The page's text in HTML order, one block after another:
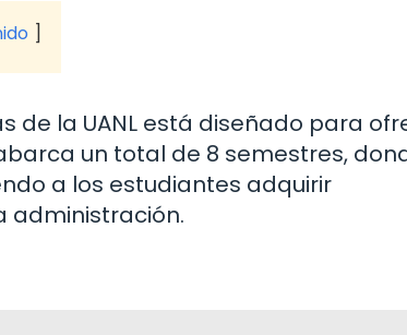
de la UANL está diseñado para
un total de 8 semestres,
a los estudiantes adquirir
administración.